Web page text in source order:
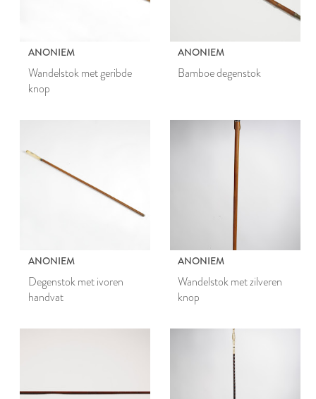
ANONIEM
Wandelstok met geribde
knop
ANONIEM
Bamboe degenstok
ANONIEM
Degenstok met ivoren
handvat
ANONIEM
Wandelstok met zilveren
knop